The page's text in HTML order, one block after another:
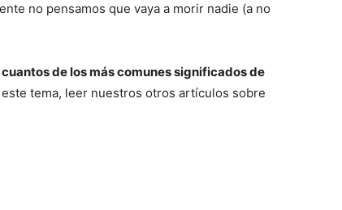
no pensamos que vaya a morir nadie (a no
de los más comunes significados de
tema, leer nuestros otros artículos sobre